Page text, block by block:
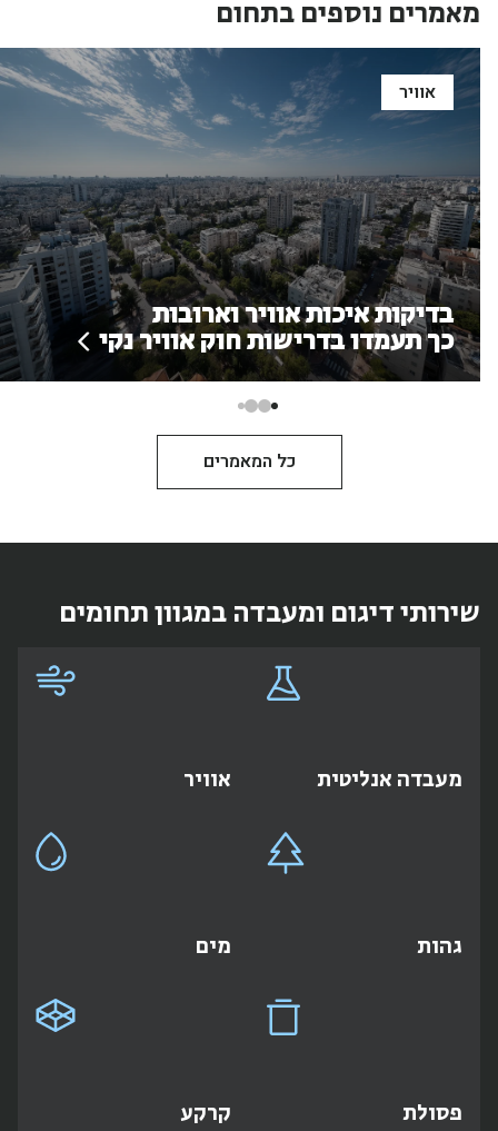
מאמרים נוספים בתחום
אוויר
בדיקות איכות אוויר וארובות
כך תעמדו בדרישות חוק אוויר נקי
כל המאמרים
שירותי דיגום ומעבדה במגוון תחומים
מעבדה אנליטית אוויר
גהות מים
פסולת קרקע